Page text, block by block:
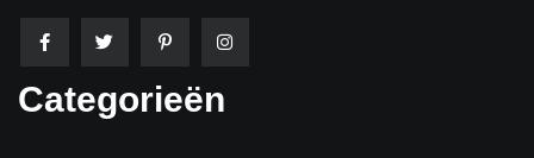
Categorieën